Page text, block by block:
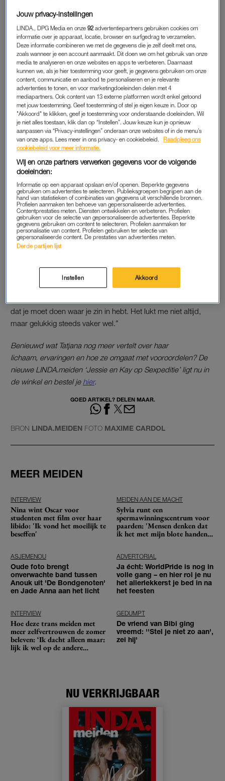
DIK
Door een genetisch mankement heeft Tatjana vaker en meer
honger dan de gemiddelde persoon. Haar stofwisseling werkt
ook niet goed. Dit zorgt ervoor dat ze ‘dik’ is: “Eromheen
draaien met woorden als ‘maatje meer’ of ‘volslank’ maakt het
alleen maar ongemakkelijker.”
Kleding is altijd een obstakel geweest voor de Amsterdamse:
“Ik was jaloers op mijn vriendinnen die wel met trends konden
meedoen. Bij mij was het het altijd nét niet. “In een
tweedehands winkel kleren kopen lijkt voor haar dan ook geen
optie. “Kledingstukken in mijn maat worden in vintage winkels
weggekaapt door dunne meiden die ze
dragen.”
Lees ook
Jaimie Vaes (30): ‘Moeder worden heb ik behoorlijk
onderschat’
KLEDING
en niet mag dragen als je dik bent. Geen horizontale strepen,
geen strakke kleding, geen grove breisels, geen maillots.” Die
dat je moet doen waar je zin in hebt. Het lukt me niet altijd,
maar gelukkig steeds vaker wel.”
Benieuwd wat Tatjana nog meer vertelt over haar
lichaam, ervaringen en hoe ze omgaat met vooroordelen? De
nieuwe LINDA.meiden ‘Jessie en Kay op Sexpeditie’ ligt nu in
de winkel en bestel je hier.
GOED ARTIKEL? DELEN MAAR.
BRON LINDA.MEIDEN FOTO MAXIME CARDOL
MEER MEIDEN
INTERVIEW
Nina wint Oscar voor
studenten met film over haar
libido: 'Ik vond het moeilijk te
beseffen'
MEIDEN AAN DE MACHT
Sylvia runt een
spermawinningscentrum voor
paarden: 'Mensen denken dat
ik het met mijn blote handen
ASJEMENOU
Oude foto brengt
onverwachte band tussen
Anouk uit 'De Bondgenoten'
en Jade Anna aan het licht
ADVERTORIAL
Ja écht: WorldPride is nog in
volle gang – en hier rol je nu
het allerlekkerst je bed in na
het feesten
INTERVIEW
Hoe deze trans meiden met
meer zelfvertrouwen de zomer
beleven: ‘Ik dacht alleen maar:
lijk ik wel op de andere
meiden?’
GEDUMPT
De vriend van Bibi ging
vreemd: ''Stel je niet zo aan',
zei hij'
NU VERKRIJGBAAR
Jouw privacy-instellingen
LINDA., DPG Media en onze92 advertentiepartners gebruiken cookies om
informatie over je apparaat, locatie, browser en surfgedrag te verzamelen.
Deze informatie combineren we met de gegevens die je zelf deelt met ons,
zoals wanneer je een account aanmaakt. Dit doen we om het gebruik van onze
media te analyseren en onze websites en apps te verbeteren. Daarnaast
kunnen we, als je hier toestemming voor geeft, je gegevens gebruiken om onze
content, communicatie en aanbod te personaliseren en je relevante
advertenties te tonen, en voor marketingdoeleinden delen met 4
mediapartners. Ook content van 13 externe platformen wordt enkel getoond
met jouw toestemming. Geef toestemming of stel je eigen keuze in. Door op
"Akkoord" te klikken, geef je toestemming voor onderstaande doeleinden. Wil
je niet alles toestaan, klik dan op “Instellen”. Jouw keuze kun je opnieuw
aanpassen via “Privacy-instellingen” onderaan onze websites of in de menu’s
van onze apps. Lees meer in ons privacy- en cookiebeleid.
Raadpleeg ons
cookiebeleid voor meer informatie.
Wij en onze partners verwerken gegevens voor de volgende
doeleinden:
Informatie op een apparaat opslaan en/of openen. Beperkte gegevens
gebruiken om advertenties te selecteren. Publieksgroepen begrijpen aan de
hand van statistieken of combinaties van gegevens uit verschillende bronnen.
Profielen aanmaken ten behoeve van gepersonaliseerde advertenties.
Contentprestaties meten. Diensten ontwikkelen en verbeteren. Profielen
gebruiken voor de selectie van gepersonaliseerde advertenties. Beperkte
gegevens gebruiken om content te selecteren. Profielen aanmaken ter
personalisatie van content. Profielen gebruiken ter selectie van
gepersonaliseerde content. De prestaties van advertenties meten.
Derde partijen lijst
Instellen Akkoord